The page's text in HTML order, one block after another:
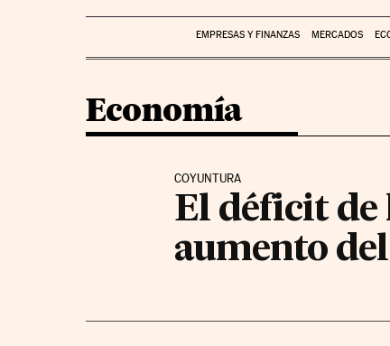
EMPRESAS Y FINANZAS MERCADOS
Economía
COYUNTURA
El déficit de
aumento